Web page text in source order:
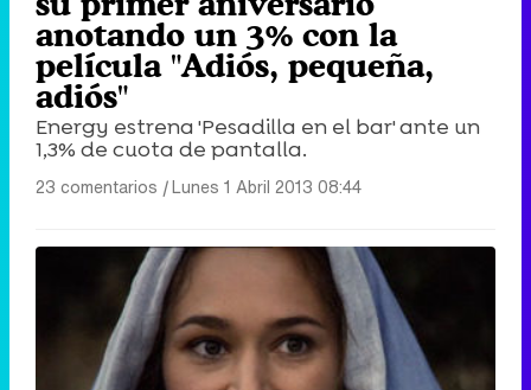
anotando un 3% con la
película "Adiós, pequeña,
adiós"
Energy estrena 'Pesadilla en el bar' ante un
1,3% de cuota de pantalla.
23 comentarios |Lunes 1 Abril 2013 08:44